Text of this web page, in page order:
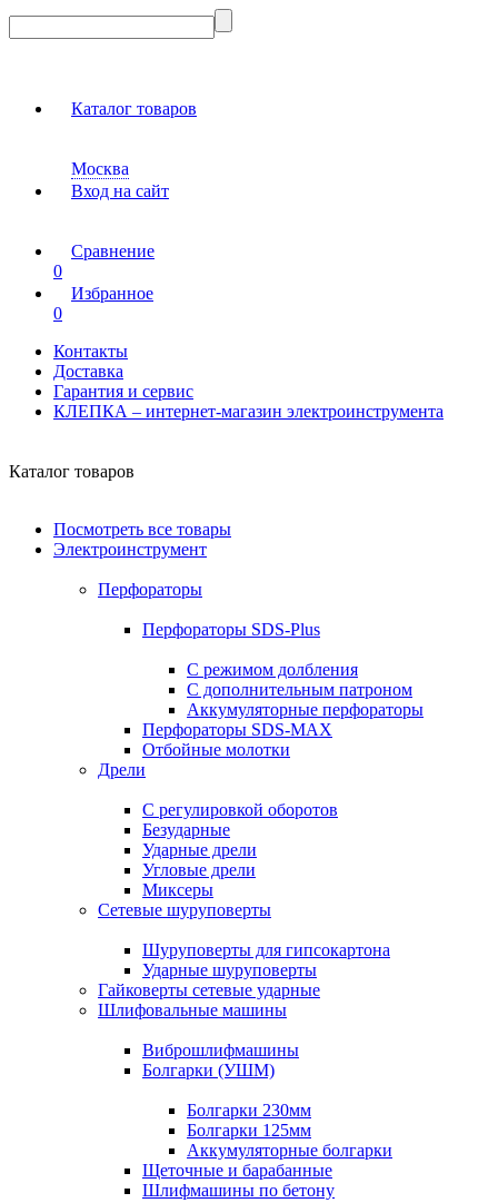
Каталог товаров
Москва
Вход на сайт
Сравнение
0
Избранное
0
Контакты
Доставка
Гарантия и сервис
КЛЕПКА – интернет-магазин электроинструмента
Каталог товаров
Посмотреть все товары
Электроинструмент
Перфораторы
Перфораторы SDS-Plus
С режимом долбления
С дополнительным патроном
Аккумуляторные перфораторы
Перфораторы SDS-MAX
Отбойные молотки
Дрели
С регулировкой оборотов
Безударные
Ударные дрели
Угловые дрели
Миксеры
Сетевые шуруповерты
Шуруповерты для гипсокартона
Ударные шуруповерты
Гайковерты сетевые ударные
Шлифовальные машины
Виброшлифмашины
Болгарки (УШМ)
Болгарки 230мм
Болгарки 125мм
Аккумуляторные болгарки
Щеточные и барабанные
Шлифмашины по бетону